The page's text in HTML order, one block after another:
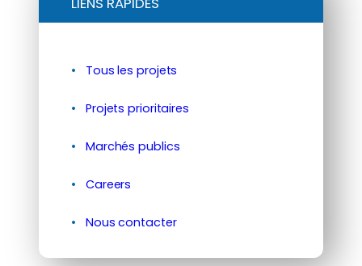
Tous les projets
Projets prioritaires
Marchés publics
Careers
Nous contacter